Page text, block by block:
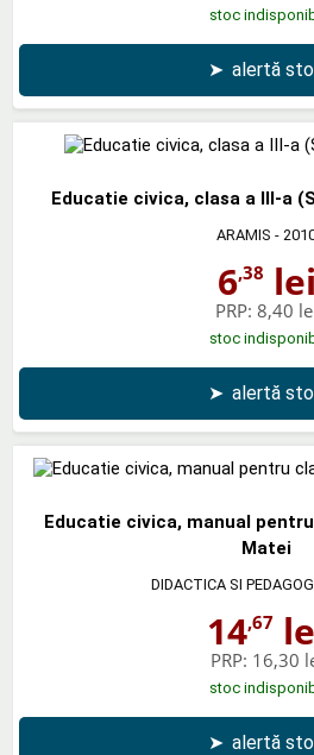
stoc
➤ alertă
Educatie civica, clasa a III-a
ARAMIS -
6,38 lei
PRP: 8,40
stoc
➤ alertă
Educatie civica, manual
Matei
DIDACTICA SI
14,67
PRP: 16,30
stoc
➤ alertă